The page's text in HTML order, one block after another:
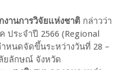
งานการวิจัยแห่งชาติกล่าวว่า
ประจำปี 2566 (Regional
ำหนดจัดขึ้นระหว่างวันที่ 28 –
ยลักษณ์ จังหวัด